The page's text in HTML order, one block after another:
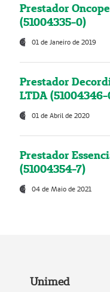
Prestador
(51004335-0)
01 de Janeiro de 2019
Prestador
LTDA
01 de Abril de 2020
Prestador
(51004354-7)
04 de Maio de 2021
Unimed